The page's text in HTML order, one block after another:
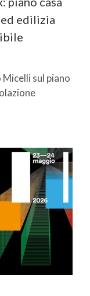
edilizia
Micelli sul piano